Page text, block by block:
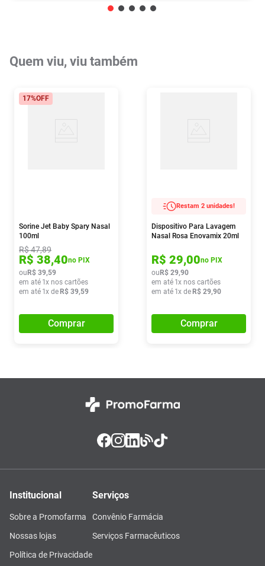
Quem viu, viu também
17%OFF
Sorine Jet Baby Spary Nasal
100ml
R$47,89
R$ 38,40no PIX
ou R$ 39,59
em até 1x nos cartões
em até 1x de R$ 39,59
Comprar
Restam 2 unidades!
Dispositivo Para Lavagem
Nasal Rosa Enovamix 20ml
R$ 29,00no PIX
ou R$ 29,90
em até 1x nos cartões
em até 1x de R$ 29,90
Comprar
Institucional
Sobre a Promofarma
Nossas lojas
Política de Privacidade
Serviços
Convênio Farmácia
Serviços Farmacêuticos